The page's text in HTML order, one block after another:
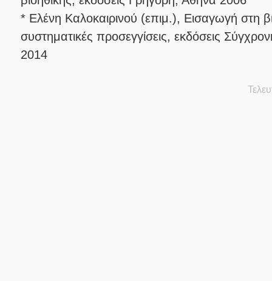
* Ελένη Καλοκαιρινού (επιμ.), Εισαγωγή στη
συστηματικές προσεγγίσεις, εκδόσεις
2014